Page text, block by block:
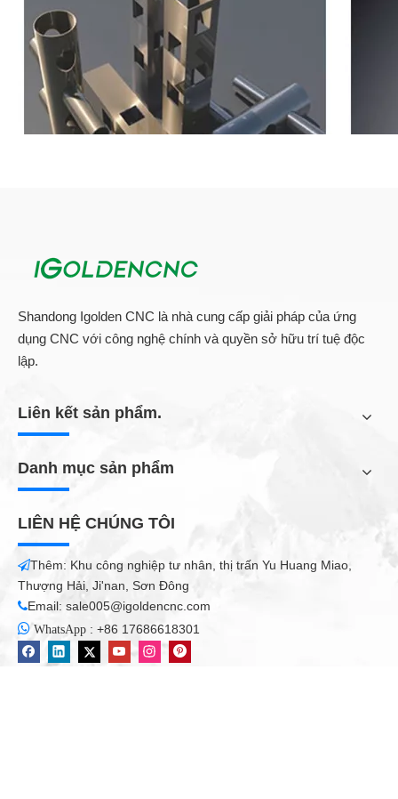
không gỉ, tấm thép nhẹ, tấm thép carbon, tấm thép hợp kim,
tấm thép lò xo, tấm sắt, sắt mạ kẽm, tấm mạ kẽm, tấm nhôm,
tấm đồng, tấm đồng, đồng, đồng Tấm, tấm vàng, tấm bạc, tấm
titan, tấm kim loại, tấm kim loại, ống và ống, v.v.
Ngành công nghiệp ứng dụng
Máy cắt ống laser sợi được sử dụng rộng rãi trong sản xuất
bảng quảng cáo, quảng cáo, biển báo, bảng hiệu, chữ kim loại,
chữ LED, kho bếp, thư quảng cáo, xử lý kim loại tấm, các bộ
Shandong Igolden CNC là nhà cung cấp giải pháp của ứng
dụng CNC với công nghệ chính và quyền sở hữu trí tuệ độc
lập.
Liên kết sản phẩm.
Danh mục sản phẩm
LIÊN HỆ CHÚNG TÔI
Thêm: Khu công nghiệp tư nhân, thị trấn Yu Huang Miao,
Thượng Hải, Ji'nan, Sơn Đông
Email: sale005@igoldencnc.com
 WhatsApp : +86 17686618301